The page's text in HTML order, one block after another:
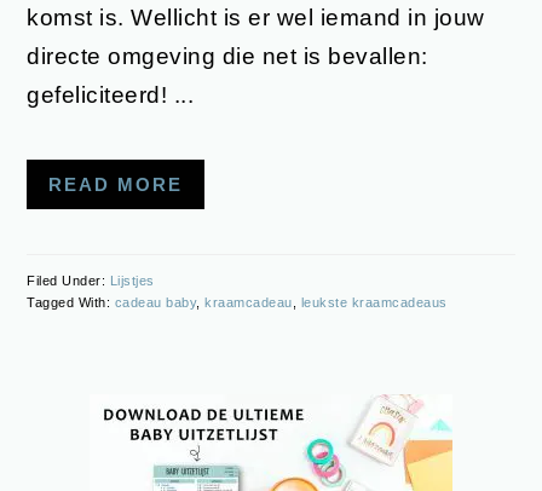
komst is. Wellicht is er wel iemand in jouw
directe omgeving die net is bevallen:
gefeliciteerd! ...
READ MORE
Filed Under: Lijstjes
Tagged With: cadeau baby, kraamcadeau, leukste kraamcadeaus
SIDEBAR